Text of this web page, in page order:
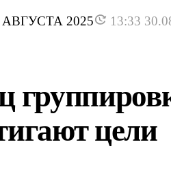
АВГУСТА 2025 13:33
цели